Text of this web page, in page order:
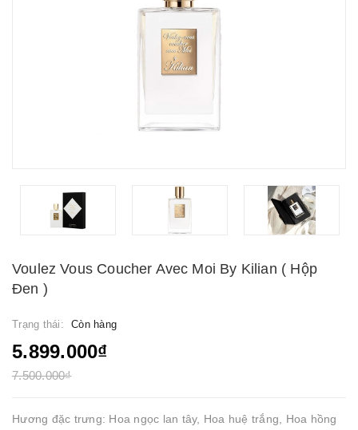
Voulez Vous Coucher Avec Moi By Kilian ( Hộp
Đen )
Trạng thái: Còn hàng
5.899.000₫
7.500.000₫
Hương đặc trưng: Hoa ngọc lan tây, Hoa huệ trắng, Hoa hồng